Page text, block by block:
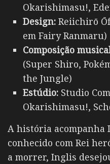
Okarishimasu!,
Design: Reiichirō
em Fairy Ranmaru)
Composição
(Super Shiro,
the Jungle)
Estúdio: Studio
Okarishimasu!,
A história acompanha
conhecido com Rei
a morrer, Inglis